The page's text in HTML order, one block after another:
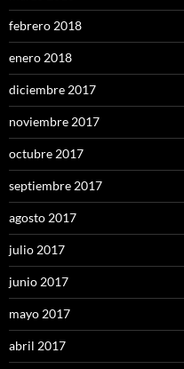
febrero 2018
enero 2018
diciembre 2017
noviembre 2017
octubre 2017
septiembre 2017
agosto 2017
julio 2017
junio 2017
mayo 2017
abril 2017